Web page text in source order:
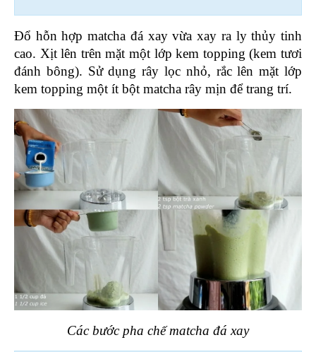
Đổ hỗn hợp matcha đá xay vừa xay ra ly thủy tinh
cao. Xịt lên trên mặt một lớp kem topping (kem tươi
đánh bông). Sử dụng rây lọc nhỏ, rắc lên mặt lớp
kem topping một ít bột matcha rây mịn để trang trí.
Các bước pha chế matcha đá xay